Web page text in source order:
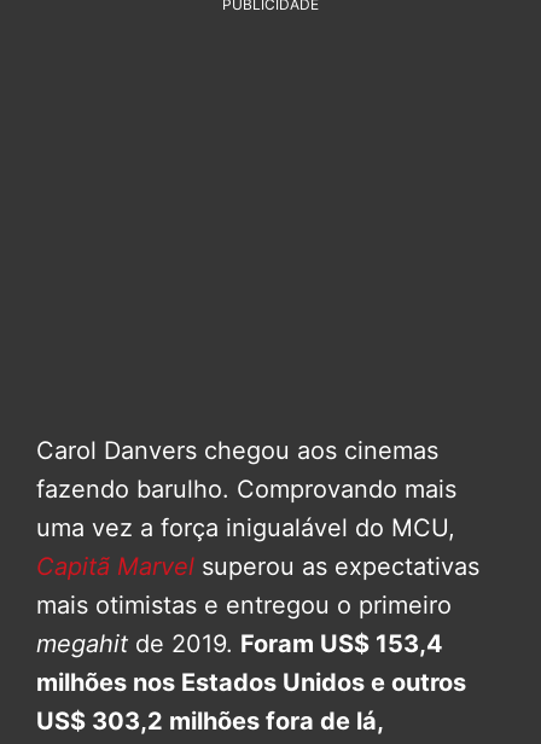
PUBLICIDADE
Carol Danvers chegou aos cinemas
fazendo barulho. Comprovando mais
uma vez a força inigualável do MCU,
Capitã Marvel superou as expectativas
mais otimistas e entregou o primeiro
megahit de 2019. Foram US$ 153,4
milhões nos Estados Unidos e outros
US$ 303,2 milhões fora de lá,